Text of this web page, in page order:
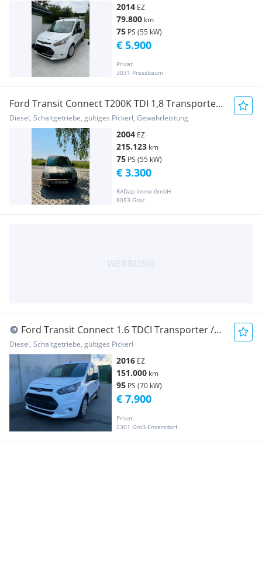
2014 EZ
79.800 km
75 PS (55 kW)
Privat
3031 Pressbaum
€ 5.900
Ford Transit Connect T200K TDI 1,8 Transporter /
Kastenwagen
Diesel, Schaltgetriebe, gültiges Pickerl, Gewährleistung
2004 EZ
215.123 km
75 PS (55 kW)
RADap Immo GmbH
8053 Graz
€ 3.300
Ford Transit Connect 1.6 TDCI Transporter /
Kastenwagen
Diesel, Schaltgetriebe, gültiges Pickerl
2016 EZ
151.000 km
95 PS (70 kW)
Privat
2301 Groß-Enzersdorf
€ 7.900